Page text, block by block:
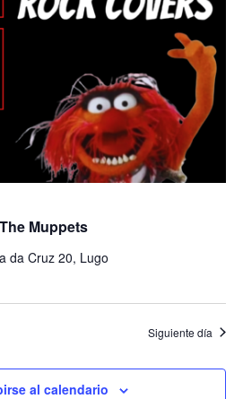
Muppets
da Cruz 20, Lugo
Siguiente día
al calendario